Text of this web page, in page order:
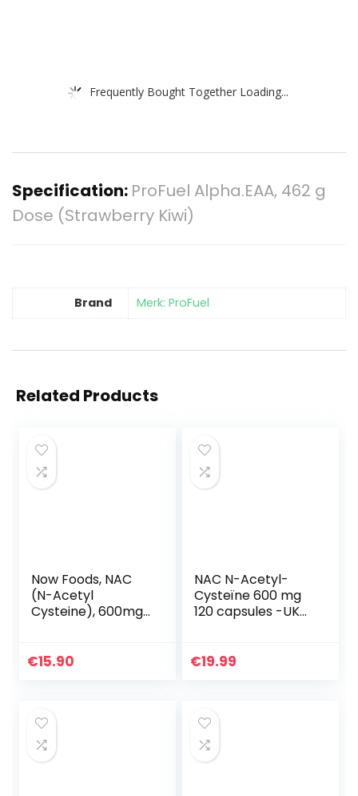
Frequently Bought Together Loading...
Specification: ProFuel Alpha.EAA, 462 g
Dose (Strawberry Kiwi)
Brand Merk: ProFuel
Related Products
Now Foods, NAC
(N-Acetyl
Cysteine), 600mg,
€15.90
NAC N-Acetyl-
Cysteïne 600 mg
120 capsules -UK
door Prowise
€19.99